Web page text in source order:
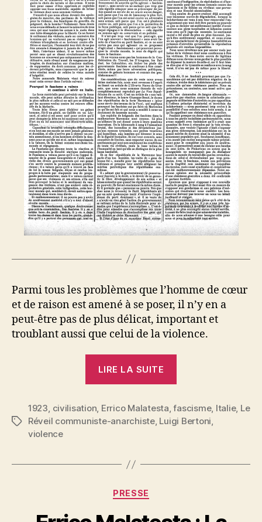
Parmi tous les problèmes que l’homme de cœur
et de raison est amené à se poser, il n’y en a
peut-être pas de plus délicat, important et
troublant aussi que celui de la violence.
LIRE LA SUITE
Luigi
Bertoni
Étiquettes
1923, civilisation, Errico Malatesta,fascisme, Italie, Le
Réveil communiste-anarchiste, Luigi Bertoni,
violence
Catégories
PRESSE